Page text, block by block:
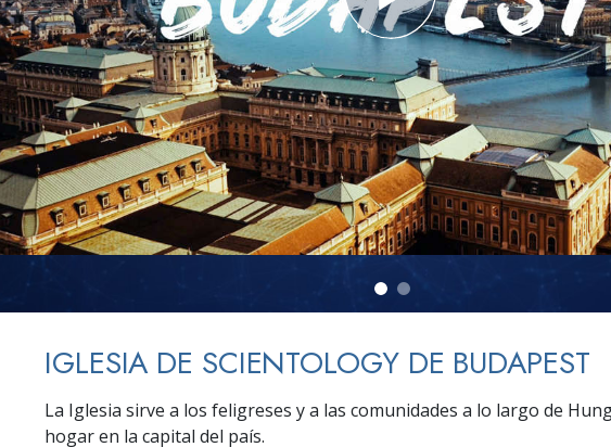
Amor y Odio: ¿Qué es Grandeza?
IGLESIA DE SCIENTOLOGY DE BUDAPEST
La Iglesia sirve a los feligreses y a las comunidades a lo largo de
hogar en la capital del país.